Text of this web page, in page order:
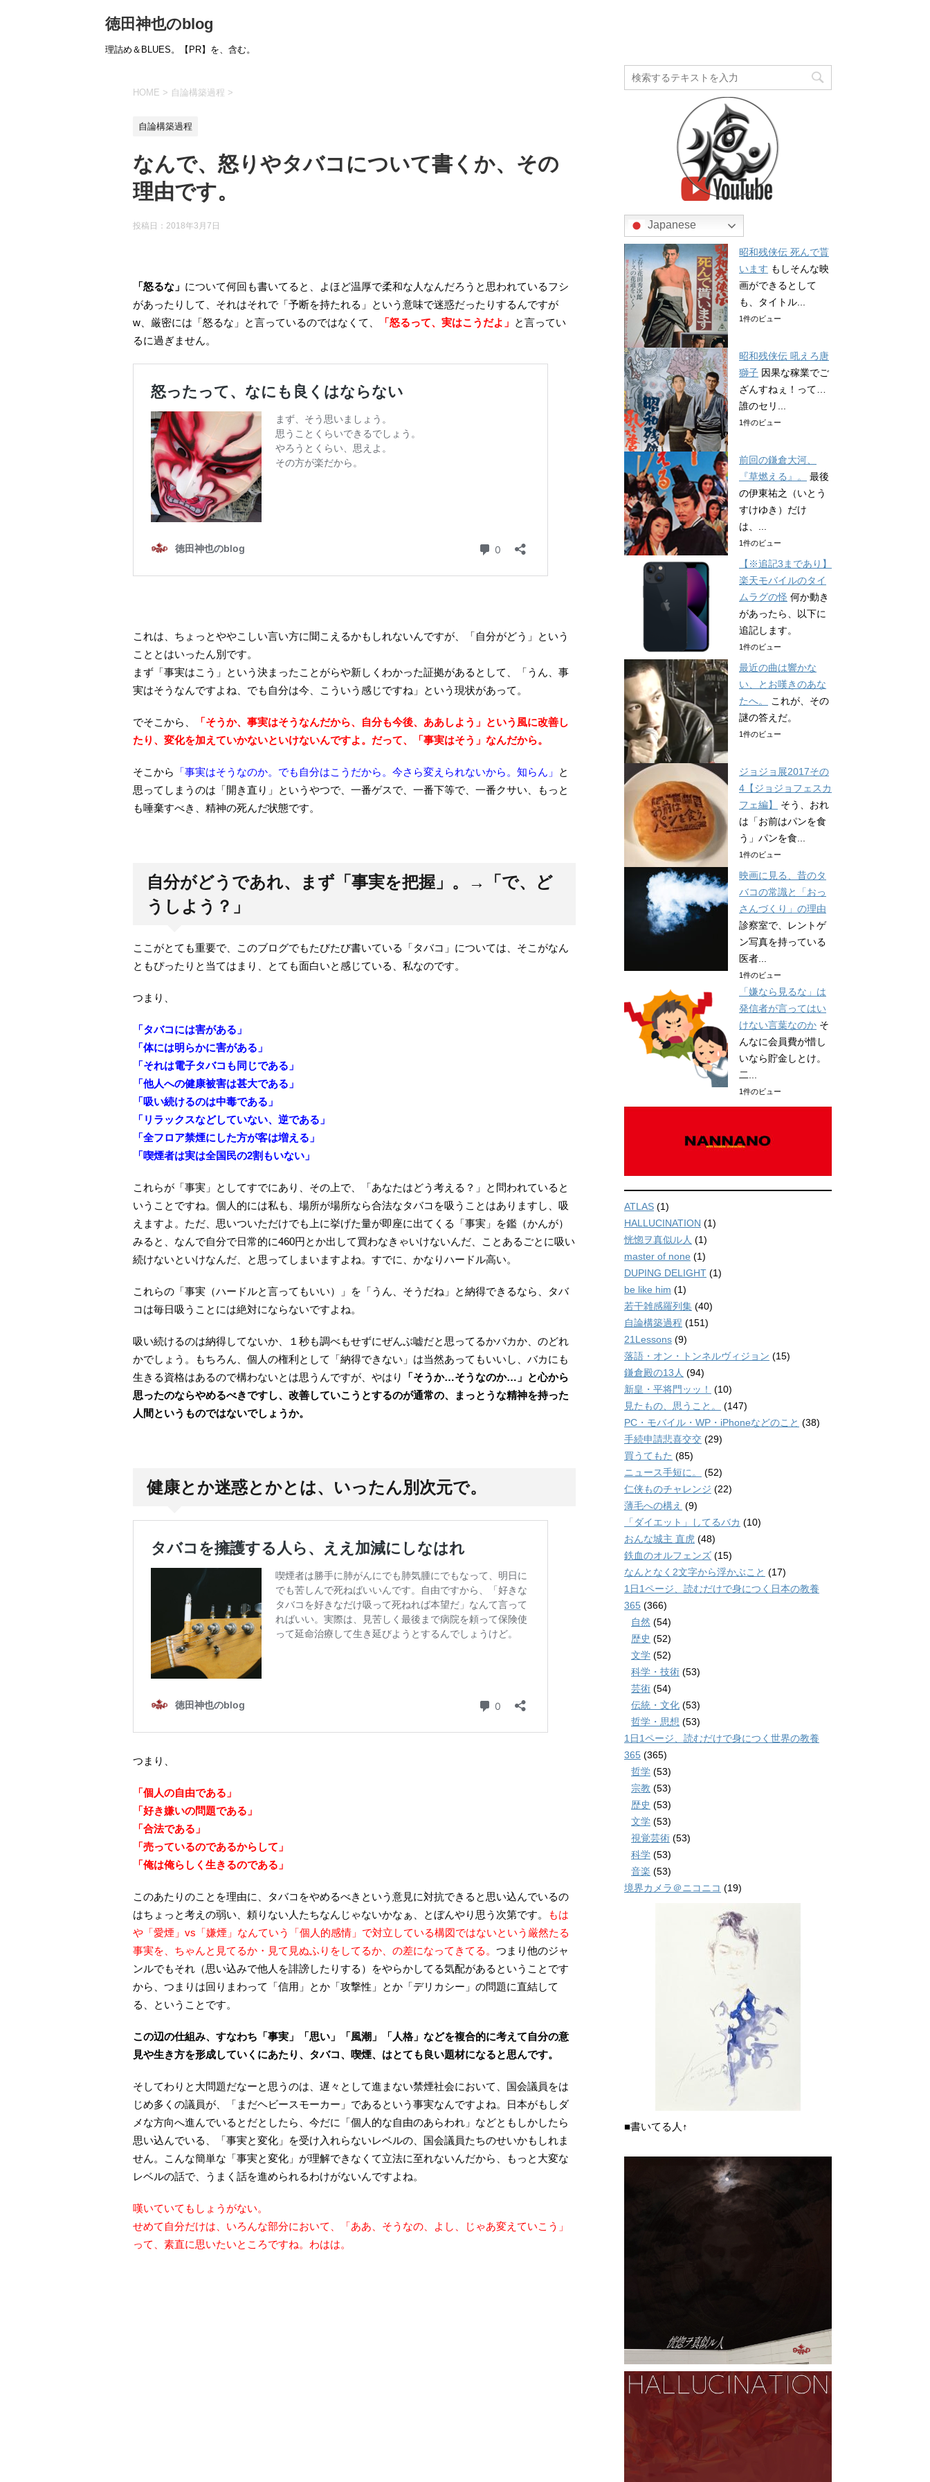
徳田神也のblog
理詰め＆BLUES。【PR】を、含む。
HOME > 自論構築過程 >
自論構築過程
なんで、怒りやタバコについて書くか、その
理由です。
投稿日： 2018年3月7日
「怒るな」 について何回も書いてると、よほど温厚で柔和な人なんだろうと思われているフシ
があったりして、それはそれで「予断を持たれる」という意味で迷惑だったりするんですが
w、厳密には「怒るな」と言っているのではなくて、
「怒るって、実はこうだよ」 と言ってい
るに過ぎません。
これは、ちょっとややこしい言い方に聞こえるかもしれないんですが、「自分がどう」という
こととはいったん別です。
まず「事実はこう」という決まったことがらや新しくわかった証拠があるとして、「うん、事
実はそうなんですよね、でも自分は今、こういう感じですね」という現状があって。
でそこから、
「そうか、事実はそうなんだから、自分も今後、ああしよう」という風に改善し
たり、変化を加えていかないといけないんですよ。だって、「事実はそう」なんだから。
そこから 「事実はそうなのか。でも自分はこうだから。今さら変えられないから。知らん」
と
思ってしまうのは「開き直り」というやつで、一番ゲスで、一番下等で、一番クサい、もっと
も唾棄すべき、精神の死んだ状態です。
自分がどうであれ、まず「事実を把握」。→「で、ど
うしよう？」
ここがとても重要で、このブログでもたびたび書いている「タバコ」については、そこがなん
ともぴったりと当てはまり、とても面白いと感じている、私なのです。
つまり、
「タバコには害がある」
「体には明らかに害がある」
「それは電子タバコも同じである」
「他人への健康被害は甚大である」
「吸い続けるのは中毒である」
「リラックスなどしていない、逆である」
「全フロア禁煙にした方が客は増える」
「喫煙者は実は全国民の2割もいない」
これらが「事実」としてすでにあり、その上で、「あなたはどう考える？」と問われていると
いうことですね。個人的には私も、場所が場所なら合法なタバコを吸うことはありますし、吸
えますよ。ただ、思いついただけでも上に挙げた量が即座に出てくる「事実」を鑑（かんが）
みると、なんで自分で日常的に460円とか出して買わなきゃいけないんだ、ことあるごとに吸い
続けないといけなんだ、と思ってしまいますよね。すでに、かなりハードル高い。
これらの「事実（ハードルと言ってもいい）」を「うん、そうだね」と納得できるなら、タバ
コは毎日吸うことには絶対にならないですよね。
吸い続けるのは納得してないか、１秒も調べもせずにぜんぶ嘘だと思ってるかバカか、のどれ
かでしょう。もちろん、個人の権利として「納得できない」は当然あってもいいし、バカにも
生きる資格はあるので構わないとは思うんですが、やはり
「そうか…そうなのか…」と心から
思ったのならやめるべきですし、改善していこうとするのが通常の、まっとうな精神を持った
人間というものではないでしょうか。
健康とか迷惑とかとは、いったん別次元で。
つまり、
「個人の自由である」
「好き嫌いの問題である」
「合法である」
「売っているのであるからして」
「俺は俺らしく生きるのである」
このあたりのことを理由に、タバコをやめるべきという意見に対抗できると思い込んでいるの
はちょっと考えの弱い、頼りない人たちなんじゃないかなぁ、とぼんやり思う次第です。
もは
や「愛煙」vs「嫌煙」なんていう「個人的感情」で対立している構図ではないという厳然たる
事実を、ちゃんと見てるか・見て見ぬふりをしてるか、の差になってきてる。 つまり他のジャ
ンルでもそれ（思い込みで他人を誹謗したりする）をやらかしてる気配があるということです
から、つまりは回りまわって「信用」とか「攻撃性」とか「デリカシー」の問題に直結して
る、ということです。
この辺の仕組み、すなわち「事実」「思い」「風潮」「人格」などを複合的に考えて自分の意
見や生き方を形成していくにあたり、タバコ、喫煙、はとても良い題材になると思んです。
そしてわりと大問題だなーと思うのは、遅々として進まない禁煙社会において、国会議員をは
じめ多くの議員が、「まだヘビースモーカー」であるという事実なんですよね。日本がもしダ
メな方向へ進んでいるとだとしたら、今だに「個人的な自由のあらわれ」などともしかしたら
思い込んでいる、「事実と変化」を受け入れらないレベルの、国会議員たちのせいかもしれま
せん。こんな簡単な「事実と変化」が理解できなくて立法に至れないんだから、もっと大変な
レベルの話で、うまく話を進められるわけがないんですよね。
嘆いていてもしょうがない。
せめて自分だけは、いろんな部分において、「ああ、そうなの、よし、じゃあ変えていこう」
って、素直に思いたいところですね。わはは。
Japanese
昭和残侠伝 死んで貰
います もしそんな映
画ができるとして
も、タイトル...
1件のビュー
昭和残侠伝 吼えろ唐
獅子 因果な稼業でご
ざんすねぇ！って…
誰のセリ...
1件のビュー
前回の鎌倉大河、
『草燃える』。
最後
の伊東祐之（いとう
すけゆき）だけ
は、...
1件のビュー
【※追記3まであり】
楽天モバイルのタイ
ムラグの怪 何か動き
があったら、以下に
追記します。
1件のビュー
最近の曲は響かな
い、とお嘆きのあな
たへ。
これが、その
謎の答えだ。
1件のビュー
ジョジョ展2017その
4【ジョジョフェスカ
フェ編】
そう、おれ
は「お前はパンを食
う」パンを食...
1件のビュー
映画に見る、昔のタ
バコの常識と「おっ
さんづくり」の理由
診察室で、レントゲ
ン写真を持っている
医者...
1件のビュー
「嫌なら見るな」は
発信者が言ってはい
けない言葉なのか そ
んなに会員費が惜し
いなら貯金しとけ。
二...
1件のビュー
ATLAS (1)
HALLUCINATION (1)
恍惚ヲ真似ル人 (1)
master of none (1)
DUPING DELIGHT (1)
be like him (1)
若干雑感羅列集 (40)
自論構築過程 (151)
21Lessons (9)
落語・オン・トンネルヴィジョン (15)
鎌倉殿の13人 (94)
新皇・平将門ッッ！
(10)
見たもの、思うこと。
(147)
PC・モバイル・WP・iPhoneなどのこと (38)
手続申請悲喜交交 (29)
買うてもた (85)
ニュース手短に。
(52)
仁侠ものチャレンジ (22)
薄毛への構え (9)
「ダイエット」してるバカ (10)
おんな城主 直虎 (48)
鉄血のオルフェンズ (15)
なんとなく2文字から浮かぶこと (17)
1日1ページ、読むだけで身につく日本の教養
365 (366)
自然 (54)
歴史 (52)
文学 (52)
科学・技術 (53)
芸術 (54)
伝統・文化 (53)
哲学・思想 (53)
1日1ページ、読むだけで身につく世界の教養
365 (365)
哲学 (53)
宗教 (53)
歴史 (53)
文学 (53)
視覚芸術 (53)
科学 (53)
音楽 (53)
境界カメラ＠ニコニコ (19)
■書いてる人↑